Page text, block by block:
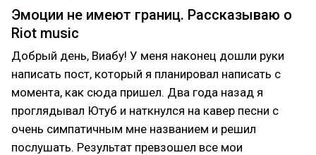
Эмоции не имеют границ. Рассказываю о
Riot music
Добрый день, Виабу! У меня наконец дошли руки
написать пост, который я планировал написать с
момента, как сюда пришел. Два года назад я
проглядывал Ютуб и наткнулся на кавер песни с
очень симпатичным мне названием и решил
послушать. Результат превзошел все мои